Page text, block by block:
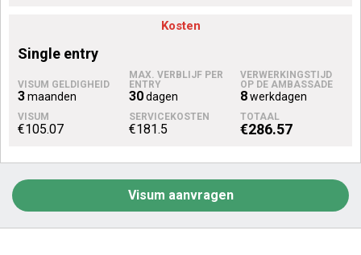
Kosten
single entry
3maanden 30dagen 8werkdagen
€105.07 €181.5 €286.57
Visum aanvragen